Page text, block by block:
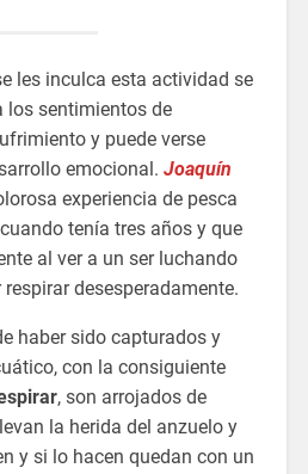
les inculca esta actividad se
los sentimientos de
y puede verse
emocional. Joaquín
experiencia de pesca
tenía tres años y que
al ver a un ser luchando
desesperadamente.
haber sido capturados y
con la consiguiente
, son arrojados de
la herida del anzuelo y
y si lo hacen quedan con un